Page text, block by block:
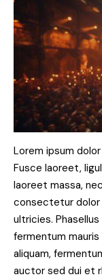
Lorem ipsum
Fusce laoreet,
laoreet massa,
consectetur dolor
ultricies.
fermentum
aliquam,
auctor sed dui et